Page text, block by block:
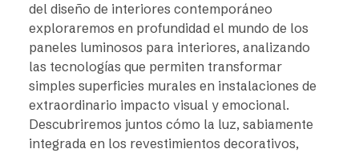
del diseño de interiores contemporáneo
exploraremos en profundidad el mundo de los
paneles luminosos para interiores, analizando
las tecnologías que permiten transformar
simples superficies murales en instalaciones de
extraordinario impacto visual y emocional.
Descubriremos juntos cómo la luz, sabiamente
integrada en los revestimientos decorativos,